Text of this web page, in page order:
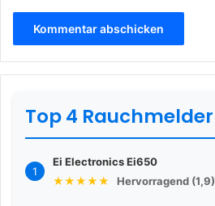
Top 4 Rauchmelder
1
Ei Electronics Ei650
★★★★★
Hervorragend (1,9)